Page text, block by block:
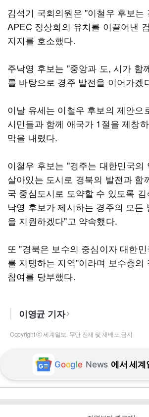
김석기 국회의원은 "이철우 후보는
APEC 정상회의 유치를 이끌어낸
지지를 호소했다.
주낙영 후보는 "중앙과 도, 시가 함
를 바탕으로 경주 발전을 이어가겠
이날 유세는 이철우 후보의 제안으
시민들과 함께 애국가 1절을 제창
막을 내렸다.
이철우 후보는 "경주는 대한민국의
살아있는 도시로 경북의 발전과 함
국 중심도시로 도약할 수 있도록
낙영 후보가 제시하는 경주의 모든
을 지원하겠다"고 약속했다.
또 "경북은 보수의 중심이자 대한
를 지탱하는 지역"이라며 보수층의
참여를 당부했다.
이영균 기자
Copyright ⓒ 세계일보. 무단 전재 및 재배포 금지
Google News 에서 세계